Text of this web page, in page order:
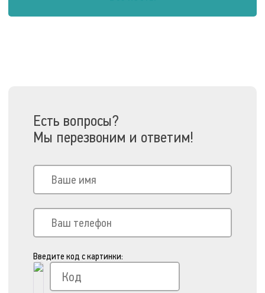
Есть вопросы?
Мы перезвоним и ответим!
Введите код с картинки: